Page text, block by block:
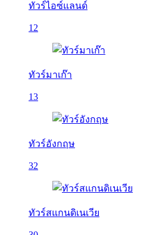
ทัวร์ไอซ์แลนด์
12
ทัวร์มาเก๊า
13
ทัวร์อังกฤษ
32
ทัวร์สแกนดิเนเวีย